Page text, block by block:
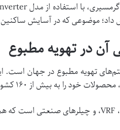
با استفاده از مدل
آن در تهویه مطبوع
VRF، و چیلرهای صنعتی است که